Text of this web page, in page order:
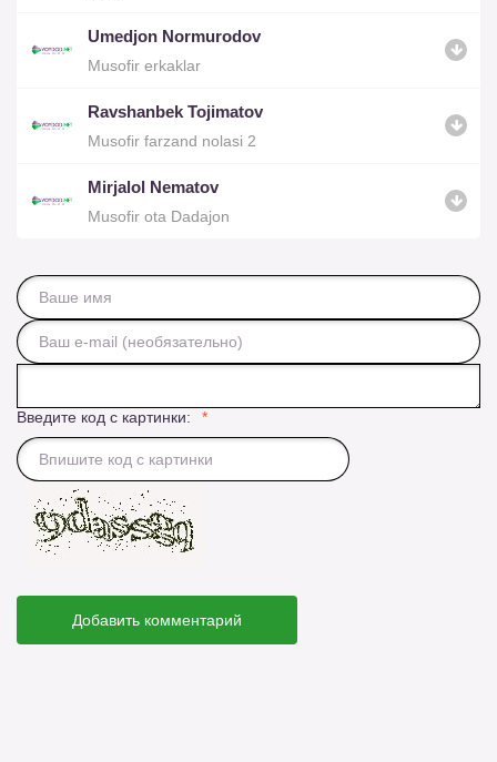
Umedjon Normurodov
Musofir erkaklar
Ravshanbek Tojimatov
Musofir farzand nolasi 2
Mirjalol Nematov
Musofir ota Dadajon
Введите код с картинки:
Добавить комментарий